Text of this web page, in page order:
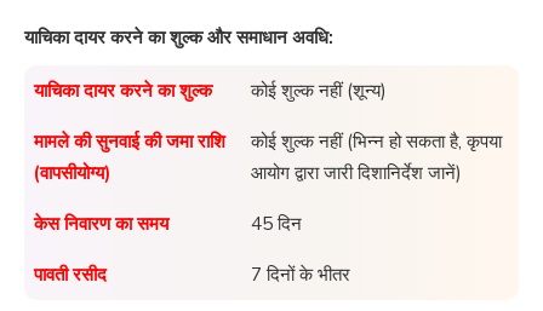
याचिका दायर करने का शुल्क और समाधान अवधि:
याचिका दायर करने का शुल्क कोई शुल्क नहीं (शून्य)
मामले की सुनवाई की जमा राशि
(वापसीयोग्य)
कोई शुल्क नहीं (भिन्न हो सकता है, कृपया
आयोग द्वारा जारी दिशानिर्देश जानें)
केस निवारण का समय 45 दिन
पावती रसीद 7 दिनों के भीतर